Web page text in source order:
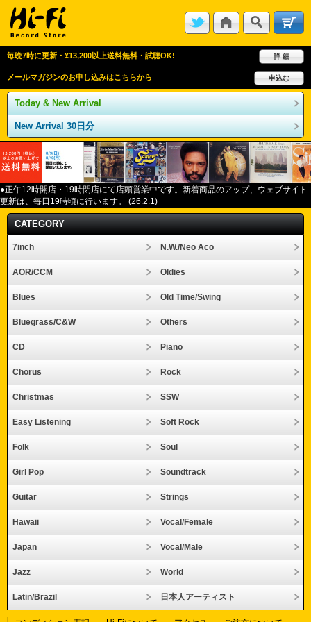
毎晩7時に更新・¥13,200以上送料無料・試聴OK! 詳 細
メールマガジンのお申し込みはこちらから 申込む
Today & New Arrival
New Arrival 30日分
●正午12時開店・ 19時閉店にて店頭営業中です。新着商品のアップ、ウェブサイト
更新は、毎日 19時頃に行います。 (26.2.1)
CATEGORY
7inch N.W./Neo Aco
AOR/CCM Oldies
Blues Old Time/Swing
Bluegrass/C&W Others
CD Piano
Chorus Rock
Christmas SSW
Easy Listening Soft Rock
Folk Soul
Girl Pop Soundtrack
Guitar Strings
Hawaii Vocal/Female
Japan Vocal/Male
Jazz World
Latin/Brazil 日本人アーティスト